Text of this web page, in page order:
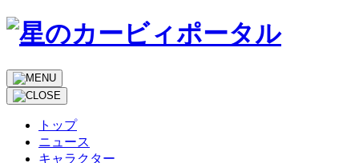
トップ
ニュース
キャラクター